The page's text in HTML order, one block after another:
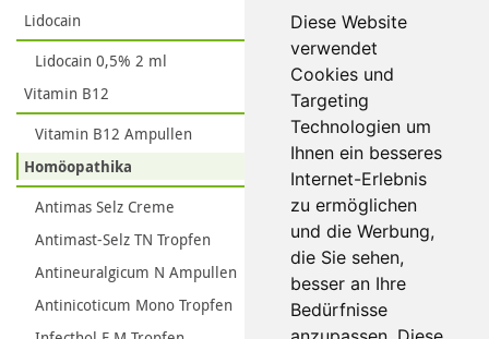
Diese Website
verwendet
Cookies und
Targeting
Technologien um
Ihnen ein besseres
Internet-Erlebnis
zu ermöglichen
und die Werbung,
die Sie sehen,
besser an Ihre
Bedürfnisse
Lidocain
Lidocain 0,5% 2 ml
Vitamin B12
Vitamin B12 Ampullen
Homöopathika
Antimas Selz Creme
Antimast-Selz TN Tropfen
Antineuralgicum N Ampullen
Antinicoticum Mono Tropfen